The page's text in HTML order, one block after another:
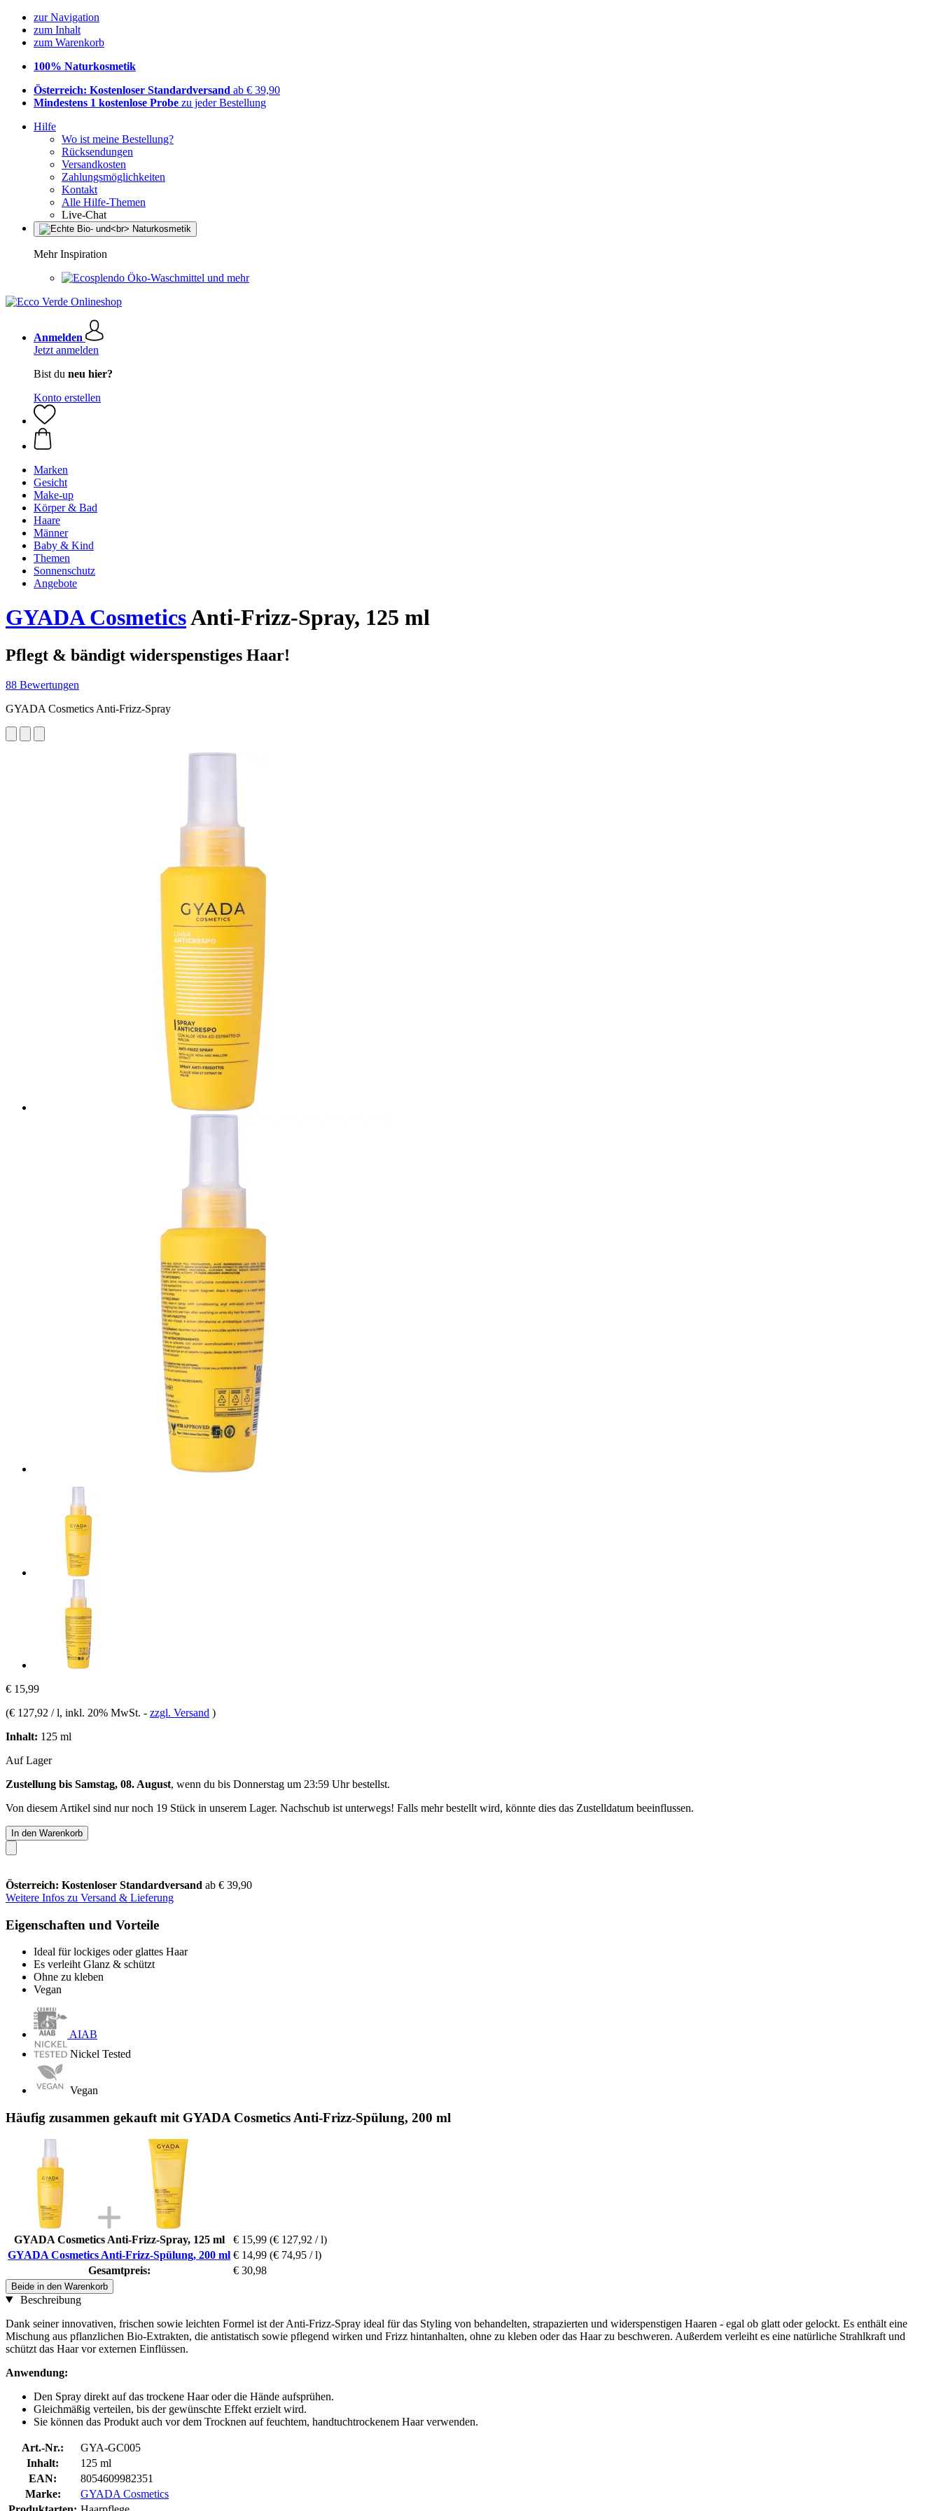
zur Navigation
zum Inhalt
zum Warenkorb
100% Naturkosmetik
Österreich: Kostenloser Standardversand ab € 39,90
Mindestens 1 kostenlose Probe zu jeder Bestellung
Hilfe
Wo ist meine Bestellung?
Rücksendungen
Versandkosten
Zahlungsmöglichkeiten
Kontakt
Alle Hilfe-Themen
Live-Chat
Mehr Inspiration
Öko-Waschmittel und mehr
Anmelden
Jetzt anmelden
Bist du neu hier?
Konto erstellen
Marken
Gesicht
Make-up
Körper & Bad
Haare
Männer
Baby & Kind
Themen
Sonnenschutz
Angebote
GYADA CosmeticsAnti-Frizz-Spray, 125 ml
Pflegt & bändigt widerspenstiges Haar!
88 Bewertungen
GYADA Cosmetics Anti-Frizz-Spray
€ 15,99
(€ 127,92 / l, inkl. 20% MwSt. - zzgl. Versand )
Inhalt: 125 ml
Auf Lager
Zustellung bis Samstag, 08. August, wenn du bis Donnerstag um 23:59 Uhrbestellst.
Von diesem Artikel sind nur noch 19 Stück in unserem Lager. Nachschub ist unterwegs! Falls mehr bestellt wird, könnte dies das Zustelldatum beeinflussen.
In den Warenkorb
Österreich: Kostenloser Standardversand ab € 39,90
Weitere Infos zu Versand & Lieferung
Eigenschaften und Vorteile
Ideal für lockiges oder glattes Haar
Es verleiht Glanz & schützt
Ohne zu kleben
Vegan
AIAB
Nickel Tested
Vegan
Häufig zusammen gekauft mit GYADA Cosmetics Anti-Frizz-Spülung, 200 ml
GYADA Cosmetics Anti-Frizz-Spray, 125 ml € 15,99 (€ 127,92 / l)
GYADA Cosmetics Anti-Frizz-Spülung, 200 ml € 14,99 (€ 74,95 / l)
Gesamtpreis:
€ 30,98
Beide in den Warenkorb
Beschreibung
Dank seiner innovativen, frischen sowie leichten Formel ist der Anti-Frizz-Spray ideal für das Styling von behandelten, strapazierten und widerspenstigen Haaren - egal ob glatt oder gelockt. Es enthält eine
Mischung aus pflanzlichen Bio-Extrakten, die antistatisch sowie pflegend wirken und Frizz hintanhalten, ohne zu kleben oder das Haar zu beschweren. Außerdem verleiht es eine natürliche Strahlkraft und
schützt das Haar vor externen Einflüssen.
Anwendung:
Den Spray direkt auf das trockene Haar oder die Hände aufsprühen.
Gleichmäßig verteilen, bis der gewünschte Effekt erzielt wird.
Sie können das Produkt auch vor dem Trocknen auf feuchtem, handtuchtrockenem Haar verwenden.
Art.-Nr.:
GYA-GC005
Inhalt:
125 ml
EAN:
8054609982351
Marke:
GYADA Cosmetics